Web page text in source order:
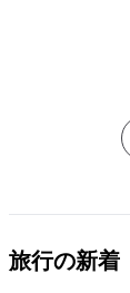
旅行の新着